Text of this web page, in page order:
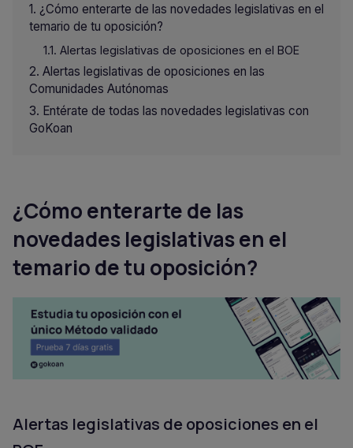
¿Cómo enterarte de las novedades legislativas en el
temario de tu oposición?
Alertas legislativas de oposiciones en el BOE
Alertas legislativas de oposiciones en las
Comunidades Autónomas
Entérate de todas las novedades legislativas con
GoKoan
¿Cómo enterarte de las
novedades legislativas en el
temario de tu oposición?
Alertas legislativas de oposiciones en el